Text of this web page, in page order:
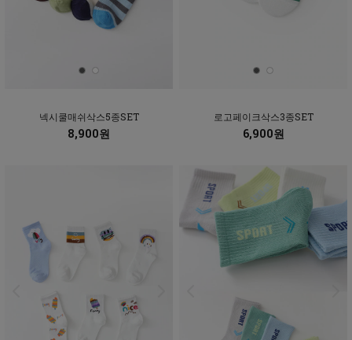
넥시쿨매쉬삭스5종SET
8,900원
로고페이크삭스3종SET
6,900원